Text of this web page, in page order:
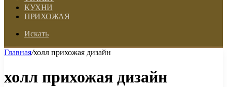
КУХНИ
ПРИХОЖАЯ
Искать
Главная/холл прихожая дизайн
холл прихожая дизайн